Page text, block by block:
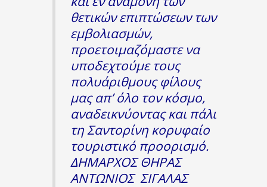
θετικών επιπτώσεων των
εμβολιασμών,
προετοιμαζόμαστε να
υποδεχτούμε τους
πολυάριθμους φίλους
μας απ’ όλο τον κόσμο,
αναδεικνύοντας και πάλι
τη Σαντορίνη κορυφαίο
τουριστικό προορισμό.
ΔΗΜΑΡΧΟΣ ΘΗΡΑΣ
ΑΝΤΩΝΙΟΣ ΣΙΓΑΛΑΣ